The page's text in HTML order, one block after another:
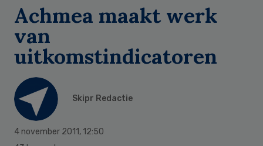
Achmea maakt werk
van
uitkomstindicatoren
Skipr Redactie
4 november 2011, 12:50